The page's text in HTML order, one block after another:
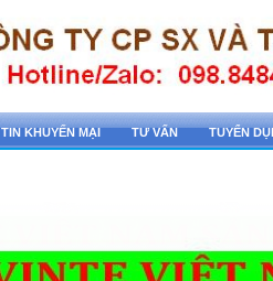
TIN KHUYẾN MẠI TƯ VẤN TUYỂN